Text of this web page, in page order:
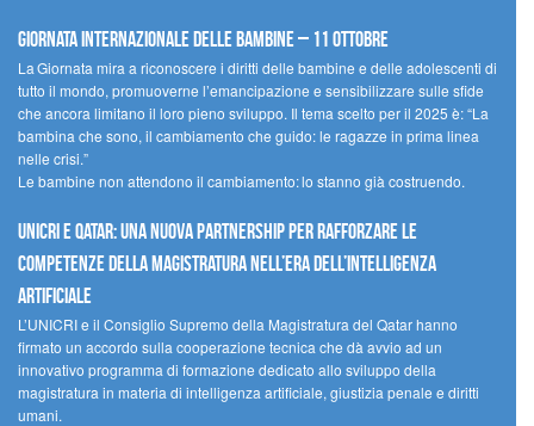
Giornata internazionale delle bambine – 11 ottobre
La Giornata mira a riconoscere i diritti delle bambine e delle adolescenti di
tutto il mondo, promuoverne l’emancipazione e sensibilizzare sulle sfide
che ancora limitano il loro pieno sviluppo. Il tema scelto per il 2025 è: “La
bambina che sono, il cambiamento che guido: le ragazze in prima linea
nelle crisi.”
Le bambine non attendono il cambiamento: lo stanno già costruendo.
UNICRI e Qatar: una nuova partnership per rafforzare le
competenze della magistratura nell’era dell’intelligenza
artificiale
L’UNICRI e il Consiglio Supremo della Magistratura del Qatar hanno
firmato un accordo sulla cooperazione tecnica che dà avvio ad un
innovativo programma di formazione dedicato allo sviluppo della
magistratura in materia di intelligenza artificiale, giustizia penale e diritti
umani.